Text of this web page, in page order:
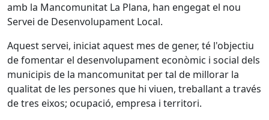
amb la Mancomunitat La Plana, han engegat el nou
Servei de Desenvolupament Local.
Aquest servei, iniciat aquest mes de gener, té l'objectiu
de fomentar el desenvolupament econòmic i social dels
municipis de la mancomunitat per tal de millorar la
qualitat de les persones que hi viuen, treballant a través
de tres eixos; ocupació, empresa i territori.